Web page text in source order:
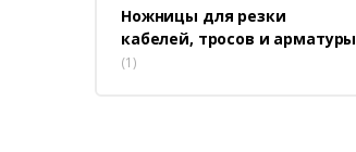
Ножницы для резки
кабелей, тросов и арматуры
(1)